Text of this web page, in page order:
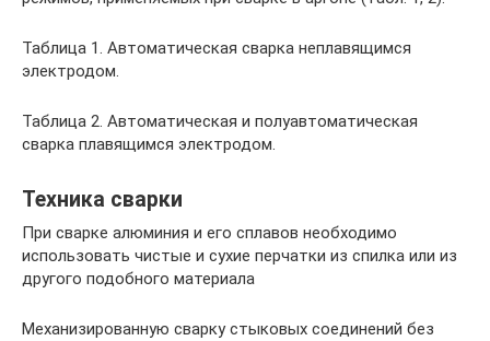
Таблица 1. Автоматическая сварка неплавящимся
электродом.
Таблица 2. Автоматическая и полуавтоматическая
сварка плавящимся электродом.
Техника сварки
При сварке алюминия и его сплавов необходимо
использовать чистые и сухие перчатки из спилка или из
другого подобного материала
Механизированную сварку стыковых соединений без